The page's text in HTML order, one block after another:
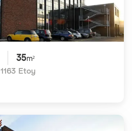
35m²
1163 Etoy